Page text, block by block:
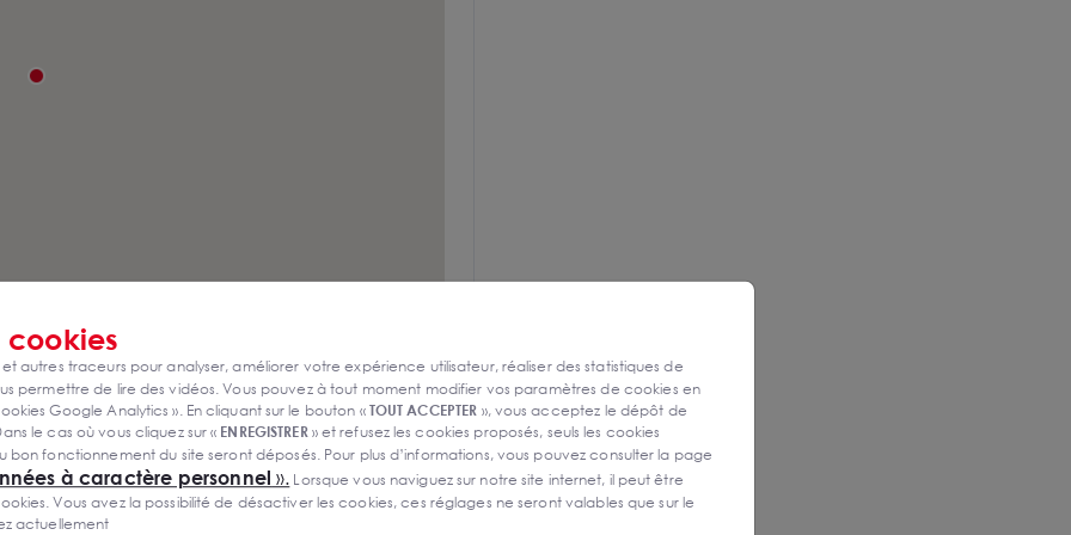
A1
cookies
et autres traceurs pour analyser, améliorer votre expérience utilisateur, réaliser des statistiques de
permettre de lire des vidéos. Vous pouvez à tout moment modifier vos paramètres de cookies en
Google Analytics ». En cliquant sur le bouton «TOUT ACCEPTER », vous acceptez le dépôt de
le cas où vous cliquez sur « ENREGISTRER» et refusez les cookies proposés, seuls les cookies
bon fonctionnement du site seront déposés. Pour plus d’informations, vous pouvez consulter la page
à caractère personnel ». Lorsque vous naviguez sur notre site internet, il peut être
Vous avez la possibilité de désactiver les cookies, ces réglages ne seront valables que sur le
actuellement